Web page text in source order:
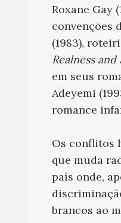
Roxane Gay
convenções
(1983),
Realness
em seus
Adeyemi
romance
Os conflitos
que muda
país onde,
brancos ao